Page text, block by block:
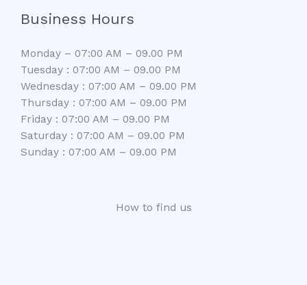
Business Hours
Monday – 07:00 AM – 09.00 PM
Tuesday : 07:00 AM – 09.00 PM
Wednesday : 07:00 AM – 09.00 PM
Thursday : 07:00 AM – 09.00 PM
Friday : 07:00 AM – 09.00 PM
Saturday : 07:00 AM – 09.00 PM
Sunday : 07:00 AM – 09.00 PM
How to find us